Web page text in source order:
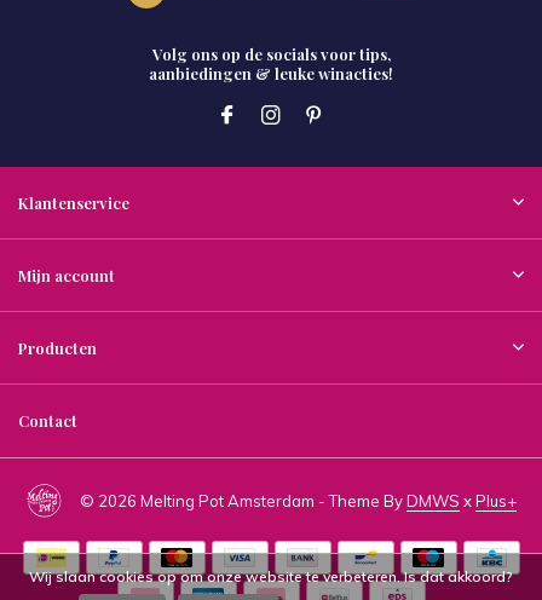
Volg ons op de socials voor tips,
aanbiedingen & leuke winacties!
Klantenservice
Mijn account
Producten
Contact
© 2026 Melting Pot Amsterdam - Theme ByDMWS xPlus+
Wij slaan cookies op om onze website te verbeteren. Is dat akkoord?